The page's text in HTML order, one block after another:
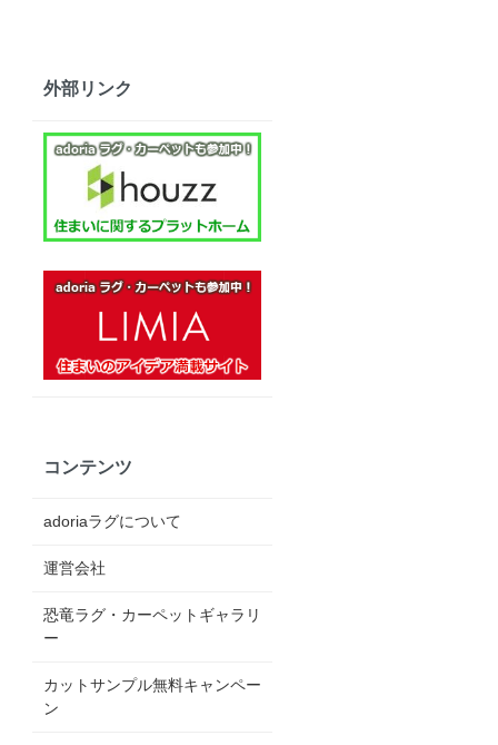
外部リンク
コンテンツ
adoriaラグについて
運営会社
恐竜ラグ・カーペットギャラリ
ー
カットサンプル無料キャンペー
ン